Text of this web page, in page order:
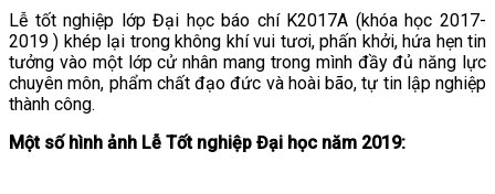
Lễ tốt nghiệp lớp Đại học báo chí K2017A (khóa học 2017-
2019 ) khép lại trong không khí vui tươi, phấn khởi, hứa hẹn tin
tưởng vào một lớp cử nhân mang trong mình đầy đủ năng lực
chuyên môn, phẩm chất đạo đức và hoài bão, tự tin lập nghiệp
thành công.
Một số hình ảnh Lễ Tốt nghiệp Đại học năm 2019: